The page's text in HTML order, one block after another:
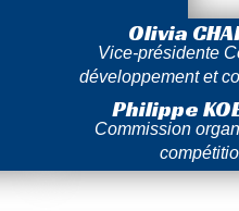
Olivia
Vice-présidente
développement et
Philippe
Commission